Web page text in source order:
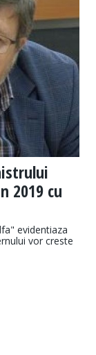
2019 cu
evidentiaza
vor creste